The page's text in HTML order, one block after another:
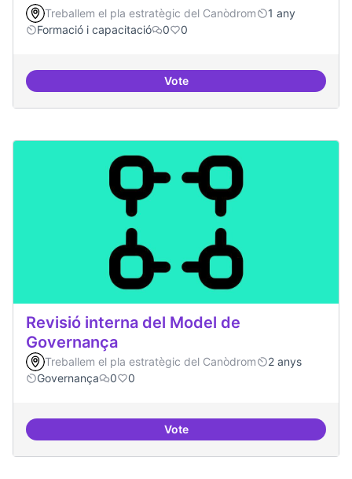
Treballem el pla estratègic del Canòdrom
1 any
Formació i capacitació
0 0
VoteSensibilització FLOSS
Revisió interna del Model de
Governança
Treballem el pla estratègic del Canòdrom
2 anys
Governança
0 0
VoteRevisió interna del Model de